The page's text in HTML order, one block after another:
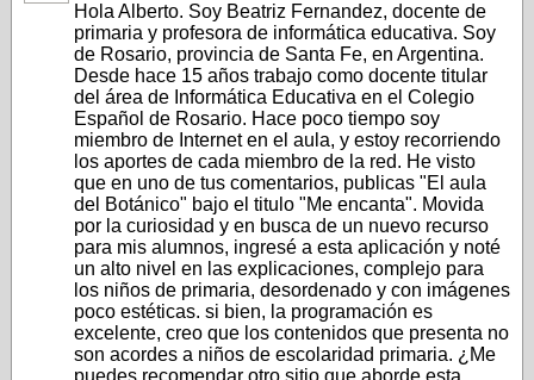
Hola Alberto. Soy Beatriz Fernandez, docente de
primaria y profesora de informática educativa. Soy
de Rosario, provincia de Santa Fe, en Argentina.
Desde hace 15 años trabajo como docente titular
del área de Informática Educativa en el Colegio
Español de Rosario. Hace poco tiempo soy
miembro de Internet en el aula, y estoy recorriendo
los aportes de cada miembro de la red. He visto
que en uno de tus comentarios, publicas "El aula
del Botánico" bajo el titulo "Me encanta". Movida
por la curiosidad y en busca de un nuevo recurso
para mis alumnos, ingresé a esta aplicación y noté
un alto nivel en las explicaciones, complejo para
los niños de primaria, desordenado y con imágenes
poco estéticas. si bien, la programación es
excelente, creo que los contenidos que presenta no
son acordes a niños de escolaridad primaria. ¿Me
puedes recomendar otro sitio que aborde esta